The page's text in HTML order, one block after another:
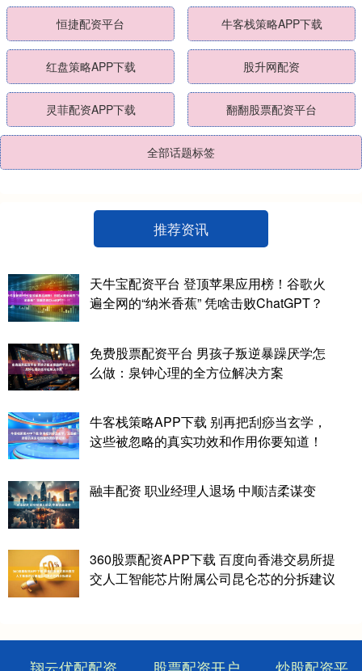
恒捷配资平台 牛客栈策略APP下载
红盘策略APP下载 股升网配资
灵菲配资APP下载 翻翻股票配资平台
全部话题标签
推荐资讯
天牛宝配资平台 登顶苹果应用榜！谷歌火
遍全网的“纳米香蕉” 凭啥击败ChatGPT？
免费股票配资平台 男孩子叛逆暴躁厌学怎
么做：泉钟心理的全方位解决方案
牛客栈策略APP下载 别再把刮痧当玄学，
这些被忽略的真实功效和作用你要知道！
融丰配资 职业经理人退场 中顺洁柔谋变
360股票配资APP下载 百度向香港交易所提
交人工智能芯片附属公司昆仑芯的分拆建议